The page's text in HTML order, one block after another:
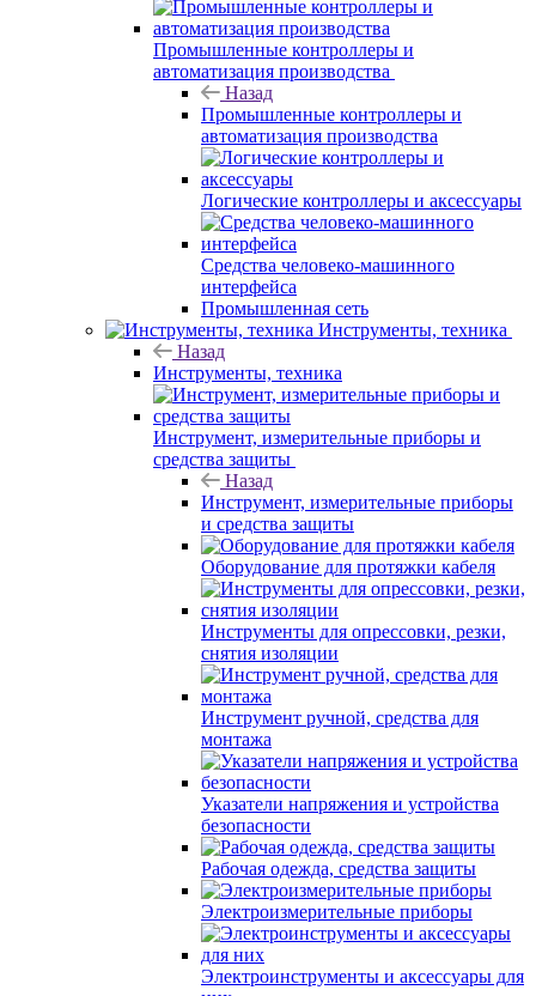
Промышленные контроллеры и
автоматизация производства
Назад
Промышленные контроллеры и
автоматизация производства
Логические контроллеры и аксессуары
Средства человеко-машинного
интерфейса
Промышленная сеть
Инструменты, техника
Назад
Инструменты, техника
Инструмент, измерительные приборы и
средства защиты
Назад
Инструмент, измерительные приборы
и средства защиты
Оборудование для протяжки кабеля
Инструменты для опрессовки, резки,
снятия изоляции
Инструмент ручной, средства для
монтажа
Указатели напряжения и устройства
безопасности
Рабочая одежда, средства защиты
Электроизмерительные приборы
Электроинструменты и аксессуары для